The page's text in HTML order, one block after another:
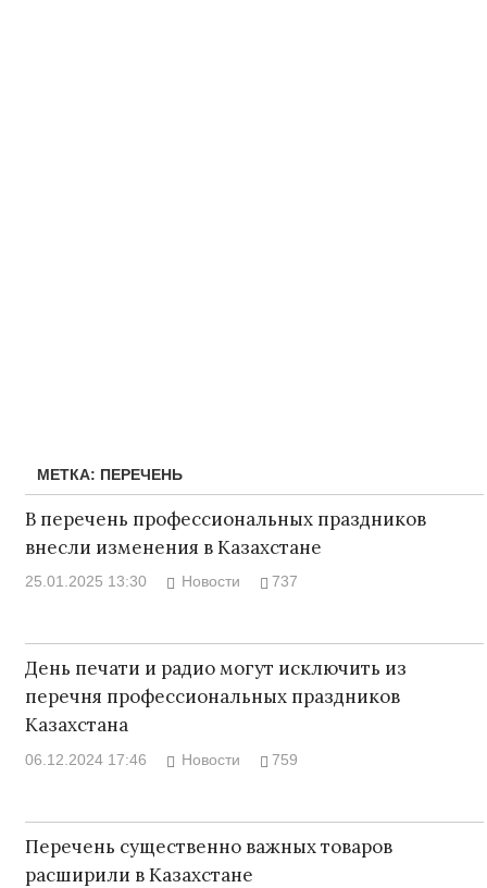
МЕТКА: ПЕРЕЧЕНЬ
В перечень профессиональных праздников
внесли изменения в Казахстане
25.01.2025 13:30 Новости 737
День печати и радио могут исключить из
перечня профессиональных праздников
Казахстана
06.12.2024 17:46 Новости 759
Перечень существенно важных товаров
расширили в Казахстане